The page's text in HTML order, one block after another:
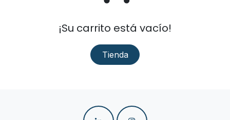
¡Su carrito está vacío!
Tienda